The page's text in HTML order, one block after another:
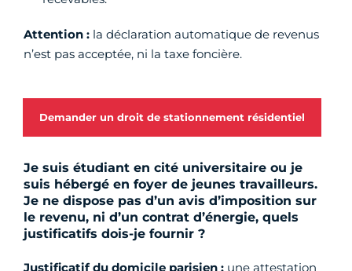
Attention : la déclaration automatique de revenus
n’est pas acceptée, ni la taxe foncière.
Demander un droit de stationnement résidentiel
Je suis étudiant en cité universitaire ou je
suis hébergé en foyer de jeunes travailleurs.
Je ne dispose pas d’un avis d’imposition sur
le revenu, ni d’un contrat d’énergie, quels
justificatifs dois-je fournir ?
Justificatif du domicile parisien : une attestation